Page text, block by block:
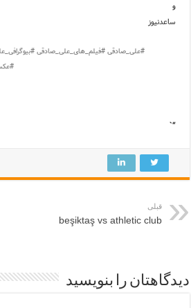
و
ساعدنیوز
#علی_صادقی #فیلم_های_علی_صادقی
“`
قبلی
beşiktaş vs athletic club
دیدگاهتان را بنویسید